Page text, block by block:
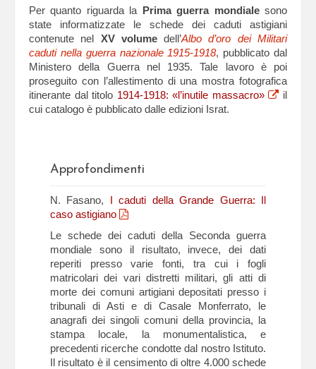
Per quanto riguarda la Prima guerra mondialesono
state informatizzate le schede dei caduti astigiani
contenute nel XV volumedell’Albo d’oro dei Militari
caduti nella guerra nazionale 1915-1918, pubblicato dal
Ministero della Guerra nel 1935. Tale lavoro è poi
proseguito con l’allestimento di una mostra fotografica
itinerante dal titolo 1914-1918: «l’inutile massacro»
il
cui catalogo è pubblicato dalle edizioni Israt.
Approfondimenti
N. Fasano,
I caduti della Grande Guerra: Il
caso astigiano
Le schede dei caduti della Seconda guerra
mondiale sono il risultato, invece, dei dati
reperiti presso varie fonti, tra cui i fogli
matricolari dei vari distretti militari, gli atti di
morte dei comuni artigiani depositati presso i
tribunali di Asti e di Casale Monferrato, le
anagrafi dei singoli comuni della provincia, la
stampa locale, la monumentalistica, e
precedenti ricerche condotte dal nostro Istituto.
Il risultato è il censimento di oltre 4.000 schede